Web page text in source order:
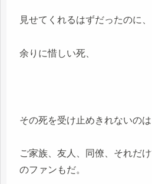
見せてくれるはずだったのに、
余りに惜しい死、
その死を受け止めきれないのは
ご家族、友人、同僚、それだ
のファンもだ。